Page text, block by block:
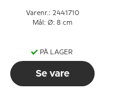
Varenr.: 2441710
Mål: Ø: 8 cm
PÅ LAGER
Se vare